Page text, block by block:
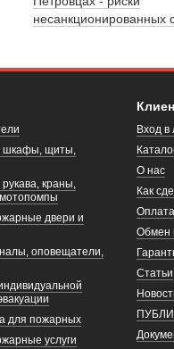
несанкционированных
шкафы, щиты,
краны,
двери и
оповещатели,
для пожарных
услуги
Вход в
О нас
Как
Обмен
Статьи